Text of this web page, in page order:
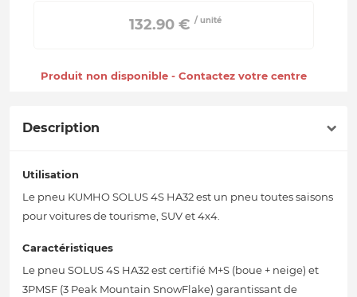
132.90 € / unité
Produit non disponible - Contactez votre centre
Description
Utilisation
Le pneu KUMHO SOLUS 4S HA32 est un pneu toutes saisons
pour voitures de tourisme, SUV et 4x4.
Caractéristiques
Le pneu SOLUS 4S HA32 est certifié M+S (boue + neige) et
3PMSF (3 Peak Mountain SnowFlake) garantissant de